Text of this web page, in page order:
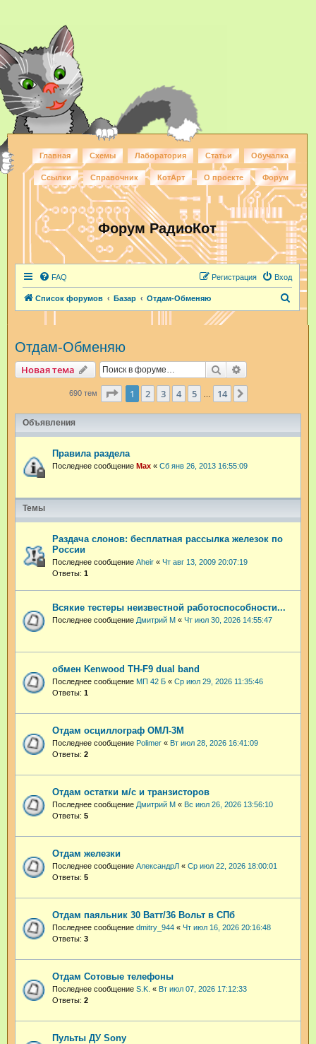
Главная Схемы Лаборатория Статьи Обучалка
Ссылки Справочник КотАрт О проекте Форум
Форум РадиоКот
FAQ Вход
Регистрация
Список форумов Базар Отдам-Обменяю
Отдам-Обменяю
Новая тема Поиск
690 тем Страница из 14
1 2 3 4 5 14
Объявления
Правила раздела
Последнее сообщение Max « Сб янв 26, 2013 16:55:09
Темы
Раздача слонов: бесплатная рассылка железок по
России
Последнее сообщение Aheir « Чт авг 13, 2009 20:07:19
Ответы: 1
Всякие тестеры неизвестной работоспособности...
Последнее сообщение Дмитрий М « Чт июл 30, 2026 14:55:47
обмен Kenwood TH-F9 dual band
Последнее сообщение МП 42 Б « Ср июл 29, 2026 11:35:46
Ответы: 1
Отдам осциллограф ОМЛ-3М
Последнее сообщение Polimer « Вт июл 28, 2026 16:41:09
Ответы: 2
Отдам остатки м/с и транзисторов
Последнее сообщение Дмитрий М « Вс июл 26, 2026 13:56:10
Ответы: 5
Отдам железки
Последнее сообщение АлександрЛ « Ср июл 22, 2026 18:00:01
Ответы: 5
Отдам паяльник 30 Ватт/36 Вольт в СПб
Последнее сообщение dmitry_944 « Чт июл 16, 2026 20:16:48
Ответы: 3
Отдам Сотовые телефоны
Последнее сообщение S.K. « Вт июл 07, 2026 17:12:33
Ответы: 2
Пульты ДУ Sony